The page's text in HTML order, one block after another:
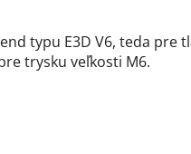
typu E3D V6, teda pre
trysku veľkosti M6.